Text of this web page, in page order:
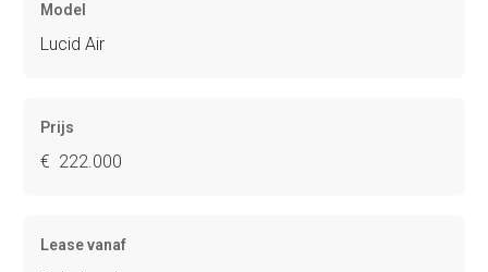
Model
Lucid Air
Prijs
€ 222.000
Lease vanaf